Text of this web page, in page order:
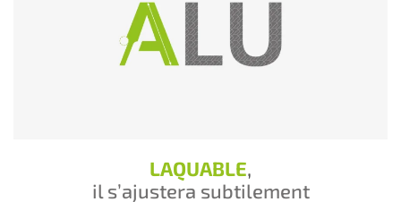
LAQUABLE,
il s’ajustera subtilement